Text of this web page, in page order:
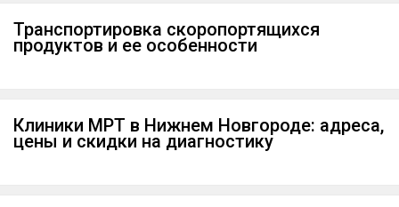
Транспортировка скоропортящихся
продуктов и ее особенности
Клиники МРТ в Нижнем Новгороде: адреса,
цены и скидки на диагностику